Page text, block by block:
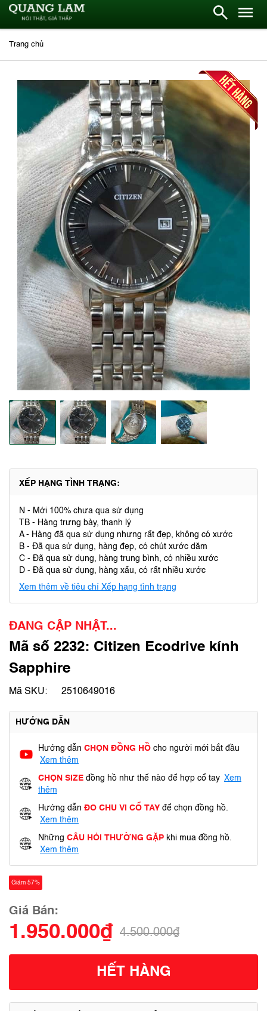
Trang chủ
XẾP HẠNG TÌNH TRẠNG:
N - Mới 100% chưa qua sử dụng
TB - Hàng trưng bày, thanh lý
A - Hàng đã qua sử dụng nhưng rất đẹp, không có xước
B - Đã qua sử dụng, hàng đẹp, có chút xước dăm
C - Đã qua sử dụng, hàng trung bình, có nhiều xước
D - Đã qua sử dụng, hàng xấu, có rất nhiều xước
Xem thêm về tiêu chí Xếp hạng tình trạng
ĐANG CẬP NHẬT...
Mã số 2232: Citizen Ecodrive kính
Sapphire
Mã SKU: 2510649016
HƯỚNG DẪN
Hướng dẫn CHỌN ĐỒNG HỒ cho người mới bắt đầu
Xem thêm
CHỌN SIZE đồng hồ như thế nào để hợp cổ tay Xem
thêm
Hướng dẫn ĐO CHU VI CỔ TAY để chọn đồng hồ.
Xem thêm
Những CÂU HỎI THƯỜNG GẶP khi mua đồng hồ.
Xem thêm
Giảm 57%
Giá Bán:
1.950.000₫ 4.500.000₫
HẾT HÀNG